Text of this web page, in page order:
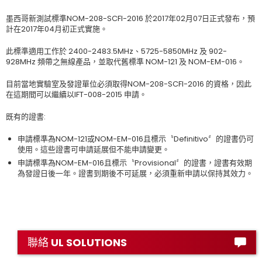
墨西哥新測試標準NOM-208-SCFI-2016 於2017年02月07日正式發布，預
計在2017年04月初正式實施。
此標準適用工作於 2400-2483.5MHz、5725-5850MHz 及 902-
928MHz 頻帶之無線產品，並取代舊標準 NOM-121 及 NOM-EM-016。
目前當地實驗室及發證單位必須取得NOM-208-SCFI-2016 的資格，因此
在這期間可以繼續以IFT-008-2015 申請。
既有的證書:
申請標準為NOM-121或NOM-EM-016且標示〝Definitivo〞的證書仍可
使用。這些證書可申請延展但不能申請變更。
申請標準為NOM-EM-016且標示〝Provisional〞的證書，證書有效期
為發證日後一年。證書到期後不可延展，必須重新申請以保持其效力。
聯絡 UL SOLUTIONS